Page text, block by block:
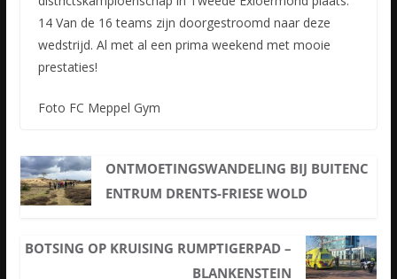
14 Van de 16 teams zijn doorgestroomd naar deze
wedstrijd. Al met al een prima weekend met mooie
prestaties!
Foto FC Meppel Gym
ONTMOETINGSWANDELING BIJ BUITENC
ENTRUM DRENTS-FRIESE WOLD
BOTSING OP KRUISING RUMPTIGERPAD –
BLANKENSTEIN